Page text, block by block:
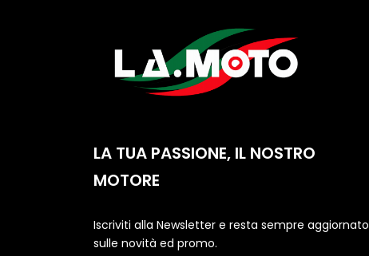
LA TUA PASSIONE, IL NOSTRO
MOTORE
Iscriviti alla Newsletter e resta sempre aggiornato
sulle novità ed promo.